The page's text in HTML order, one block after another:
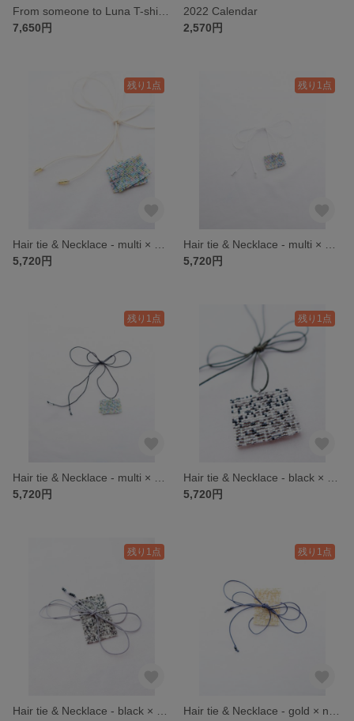
7,650円
2022 Calendar
2,570円
残り1点
5,720円
残り1点
5,720円
残り1点
5,720円
残り1点
5,720円
残り1点 残り1点